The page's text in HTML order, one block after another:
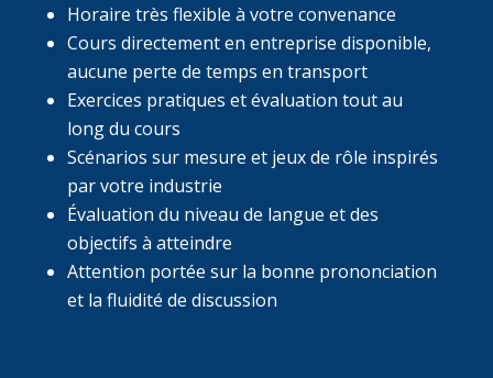
Horaire très flexible à votre convenance
Cours directement en entreprise disponible,
aucune perte de temps en transport
Exercices pratiques et évaluation tout au
long du cours
Scénarios sur mesure et jeux de rôle inspirés
par votre industrie
Évaluation du niveau de langue et des
objectifs à atteindre
Attention portée sur la bonne prononciation
et la fluidité de discussion